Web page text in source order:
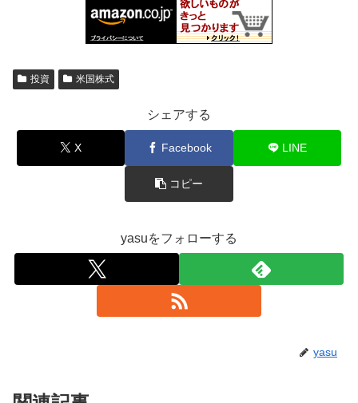
投資 米国株式
シェアする
X Facebook LINE
コピー
yasuをフォローする
yasu